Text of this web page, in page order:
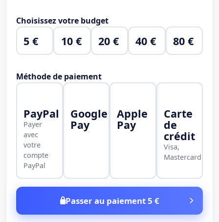
Choisissez votre budget
5 € 10 € 20 € 40 € 80 €
Méthode de paiement
PayPal
Payer
avec
votre
compte
PayPal
Google
Pay
Apple
Pay
Carte
de
crédit
Visa,
Mastercard
Passer au paiement 5 €